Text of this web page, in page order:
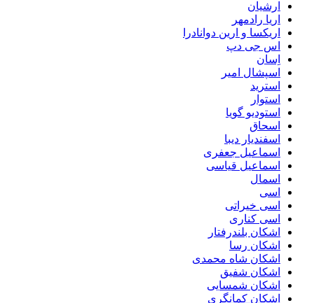
ارشیان
اریا رادمهر
اریکسا و ارین دوانادرا
اس جی دپ
اِسان
اسپشال امیر
استرید
استوار
استودیو گویا
اسحاق
اسفندیار دیبا
اسماعیل جعفری
اسماعیل قیاسی
اسمال
اسی
اسی خیراتی
اسی کناری
اشکان بلندرفتار
اشکان رسا
اشکان شاه محمدی
اشکان شفیق
اشکان شمسایی
اشکان‌ کمانگری